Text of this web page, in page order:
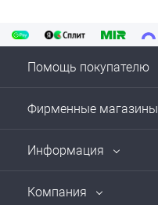
Помощь покупателю
Фирменные магазины
Информация
Компания